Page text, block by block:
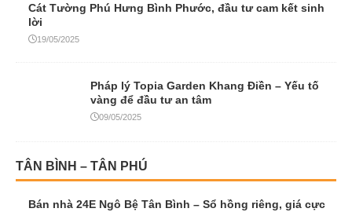
Cát Tường Phú Hưng Bình Phước, đầu tư cam kết sinh
lời
19/05/2025
Pháp lý Topia Garden Khang Điền – Yếu tố
vàng để đầu tư an tâm
09/05/2025
TÂN BÌNH – TÂN PHÚ
Bán nhà 24E Ngô Bệ Tân Bình – Sổ hồng riêng, giá cực